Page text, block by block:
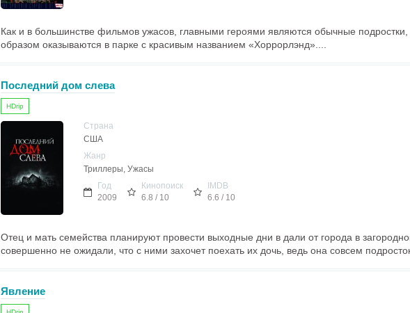
Как и в большинстве фильмов ужасов, главными героями являются обычные
образом оказываются в парке с красивым названием «Хоррорлэнд»....
Последний дом слева
HDrip
Страна
США
Жанр
Триллеры, Ужасы
Год
2009
Кинопоиск
6.8 / 10
IMDB
6.6 / 10
Отец и мать семейства планируют провести выходные дни в дали от города в
совершенно не ожидали, что с ними захочет поехать их дочь, ведь она совсем
Явление